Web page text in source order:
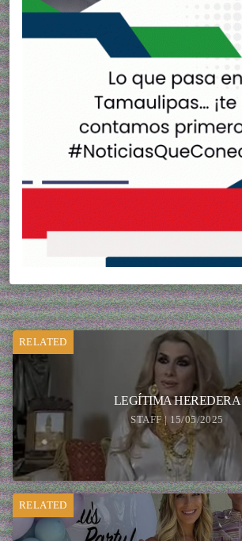
RELATED
LEGÍTIMA HEREDERA
STAFF | 15/05/2025
RELATED